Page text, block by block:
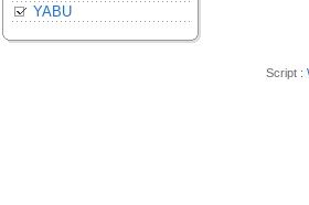
YABU
Script :